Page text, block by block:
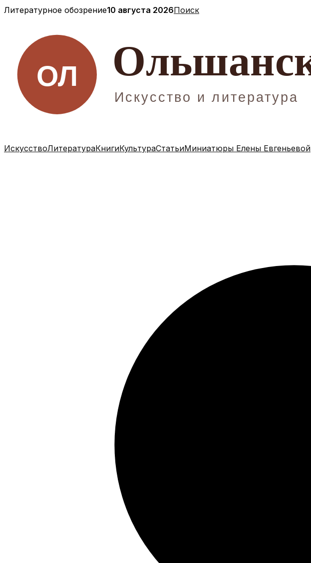
Перейти
содержимому
Литературное обозрение10 августа 2026Поиск
ИскусствоЛитератураКнигиКультураСтатьиМиниатюры Елены Евгеньевой